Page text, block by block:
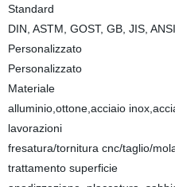
Standard
DIN, ASTM, GOST, GB, JIS,
Personalizzato
Personalizzato
Materiale
alluminio,ottone,acciaio
lavorazioni
fresatura/tornitura cnc/taglio/
trattamento superficie